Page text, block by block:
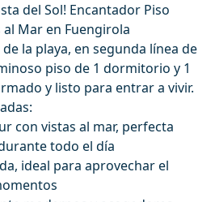
del Sol! Encantador Piso
Mar en Fuengirola
la playa, en segunda línea de
piso de 1 dormitorio y 1
y listo para entrar a vivir.
con vistas al mar, perfecta
todo el día
ideal para aprovechar el